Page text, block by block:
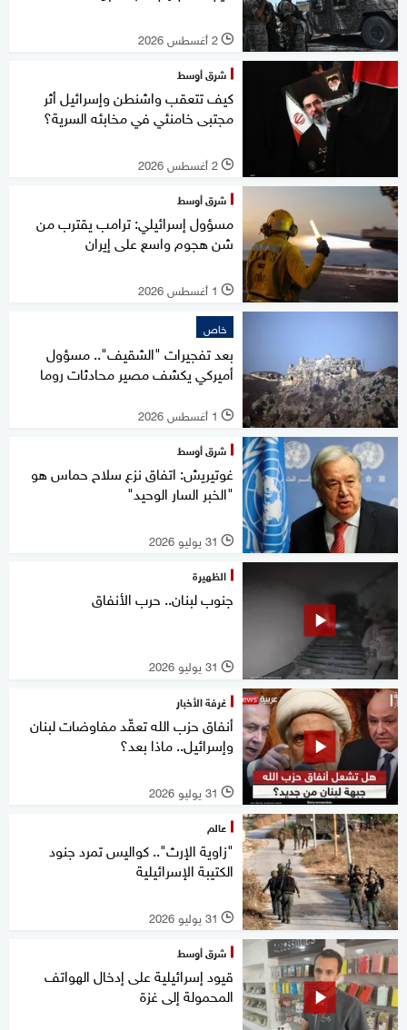
l 2 أغسطس 2026
شرق أوسط
كيف تتعقب واشنطن وإسرائيل أثر
مجتبى خامنئي في مخابئه السرية؟
l 2 أغسطس 2026
شرق أوسط
مسؤول إسرائيلي: ترامب يقترب من
شن هجوم واسع على إيران
l 1 أغسطس 2026
خاص
بعد تفجيرات "الشقيف".. مسؤول
أميركي يكشف مصير محادثات روما
l 1 أغسطس 2026
شرق أوسط
غوتيريش: اتفاق نزع سلاح حماس هو
"الخبر السار الوحيد"
l 31 يوليو 2026
الظهيرة
جنوب لبنان.. حرب الأنفاق
l 31 يوليو 2026
غرفة الأخبار
أنفاق حزب الله تعقّد مفاوضات لبنان
وإسرائيل.. ماذا بعد؟
l 31 يوليو 2026
عالم
"زاوية الإرث".. كواليس تمرد جنود
الكتيبة الإسرائيلية
l 31 يوليو 2026
شرق أوسط
قيود إسرائيلية على إدخال الهواتف
المحمولة إلى غزة